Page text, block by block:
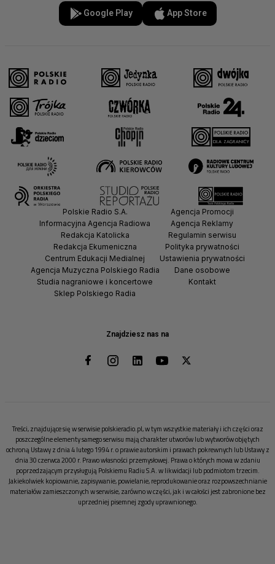
Google Play App Store
Znajdziesz nas na
Polskie Radio S.A.
Informacyjna Agencja Radiowa
Redakcja Katolicka
Redakcja Ekumeniczna
Centrum Edukacji Medialnej
Agencja Muzyczna Polskiego Radia
Studia nagraniowe i koncertowe
Sklep Polskiego Radia
Agencja Promocji
Agencja Reklamy
Regulamin serwisu
Polityka prywatności
Ustawienia prywatności
Dane osobowe
Kontakt
Treści, znajdujące się w serwisie polskieradio.pl, w tym wszystkie materiały i ich części oraz
poszczególne elementy samego serwisu mają charakter utworów lub wytworów objętych
ochroną Ustawy z dnia 4 lutego 1994 r. o prawie autorskim i prawach pokrewnych lub Ustawy z
dnia 30 czerwca 2000 r. Prawo własności przemysłowej. Prawa o których mowa w zdaniu
poprzedzającym przysługują Polskiemu Radiu S.A. w likwidacji lub podmiotom trzecim.
Jakiekolwiek kopiowanie, zapisywanie, powielanie, reprodukowanie oraz rozpowszechnianie
materiałów zamieszczonych w serwisie, zarówno w części, jak i w całości jest zabronione bez
uprzedniej pisemnej zgody uprawnionego.